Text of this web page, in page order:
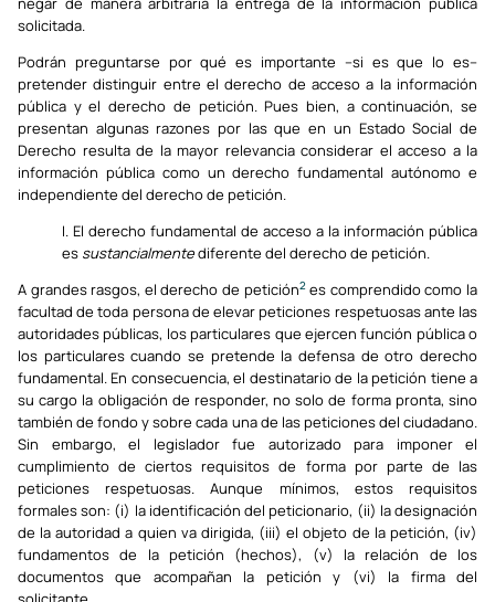
solicitada.
Podrán preguntarse por qué es importante –si es que lo es–
pretender distinguir entre el derecho de acceso a la información
pública y el derecho de petición. Pues bien, a continuación, se
presentan algunas razones por las que en un Estado Social de
Derecho resulta de la mayor relevancia considerar el acceso a la
información pública como un derecho fundamental autónomo e
independiente del derecho de petición.
I. El derecho fundamental de acceso a la información pública
es sustancialmentediferente del derecho de petición.
A grandes rasgos, el derecho de petición2es comprendido como la
facultad de toda persona de elevar peticiones respetuosas ante las
autoridades públicas, los particulares que ejercen función pública o
los particulares cuando se pretende la defensa de otro derecho
fundamental. En consecuencia, el destinatario de la petición tiene a
su cargo la obligación de responder, no solo de forma pronta, sino
también de fondo y sobre cada una de las peticiones del ciudadano.
Sin embargo, el legislador fue autorizado para imponer el
cumplimiento de ciertos requisitos de forma por parte de las
peticiones respetuosas. Aunque mínimos, estos requisitos
formales son: (i) la identificación del peticionario, (ii) la designación
de la autoridad a quien va dirigida, (iii) el objeto de la petición, (iv)
fundamentos de la petición (hechos), (v) la relación de los
documentos que acompañan la petición y (vi) la firma del